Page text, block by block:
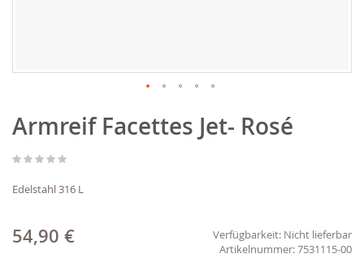
Anfang
der
springen
Armreif Facettes Jet- Rosé
Edelstahl 316 L
54,90 € Verfügbarkeit: Nicht lieferbar
7531115-00